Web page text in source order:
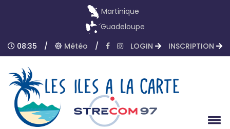
Martinique
Guadeloupe
08:35
/ Météo / LOGIN INSCRIPTION